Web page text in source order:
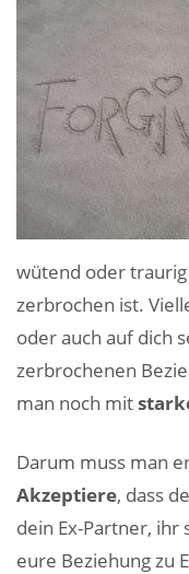
wütend oder
zerbrochen ist.
oder auch auf dich
zerbrochenen
man noch mit
Darum muss man
Akzeptiere, dass
dein Ex-Partner, ihr
eure Beziehung zu